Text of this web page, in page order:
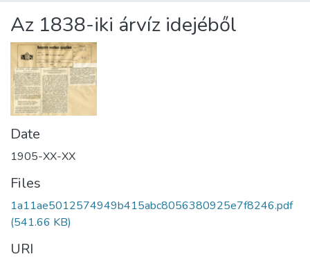
Statistics
About us
Az 1838-iki árvíz idejéből
Date
1905-XX-XX
Files
1a11ae5012574949b415abc8056380925e7f8246.pdf
(541.66 KB)
URI